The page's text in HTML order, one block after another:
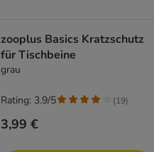
zooplus Basics Kratzschutz
für Tischbeine
grau
3,99 €
Rating: 3.9/5 (19)